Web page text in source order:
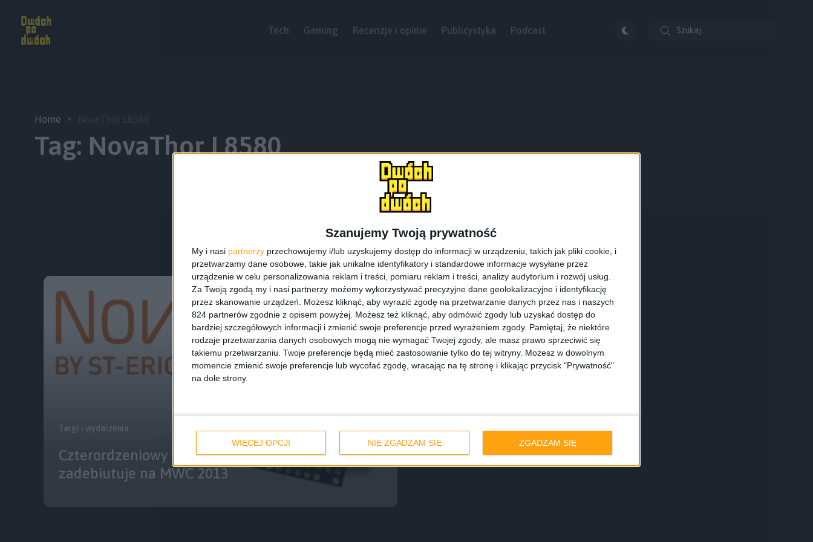
Szanujemy Twoją prywatność
My i nasi partnerzy przechowujemy i/lub uzyskujemy dostęp do informacji w urządzeniu, takich jak pliki cookie, i
przetwarzamy dane osobowe, takie jak unikalne identyfikatory i standardowe informacje wysyłane przez
urządzenie w celu personalizowania reklam i treści, pomiaru reklam i treści, analizy audytorium i rozwój usług.
Za Twoją zgodą my i nasi partnerzy możemy wykorzystywać precyzyjne dane geolokalizacyjne i identyfikację
przez skanowanie urządzeń. Możesz kliknąć, aby wyrazić zgodę na przetwarzanie danych przez nas i naszych
824 partnerów zgodnie z opisem powyżej. Możesz też kliknąć, aby odmówić zgody lub uzyskać dostęp do
bardziej szczegółowych informacji i zmienić swoje preferencje przed wyrażeniem zgody. Pamiętaj, że niektóre
rodzaje przetwarzania danych osobowych mogą nie wymagać Twojej zgody, ale masz prawo sprzeciwić się
takiemu przetwarzaniu. Twoje preferencje będą mieć zastosowanie tylko do tej witryny. Możesz w dowolnym
momencie zmienić swoje preferencje lub wycofać zgodę, wracając na tę stronę i klikając przycisk "Prywatność"
na dole strony.
WIĘCEJ OPCJI NIE ZGADZAM SIĘ ZGADZAM SIĘ
Tech Gaming Recenzje i opinie Publicystyka Podcast
Home
Tag: NovaThor L8580
Targi i wydarzenia
Czterordzeniowy układ NovaThor L8580 3.0 GHz
zadebiutuje na MWC 2013